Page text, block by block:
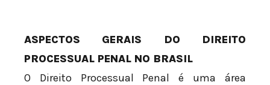
ASPECTOS GERAIS DO DIREITO
PROCESSUAL PENAL NO BRASIL
O Direito Processual Penal é uma área